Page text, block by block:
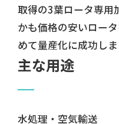
取得の3葉ロータ専用
かも価格の安いロー
めて量産化に成功しま
主な用途
水処理・空気輸送